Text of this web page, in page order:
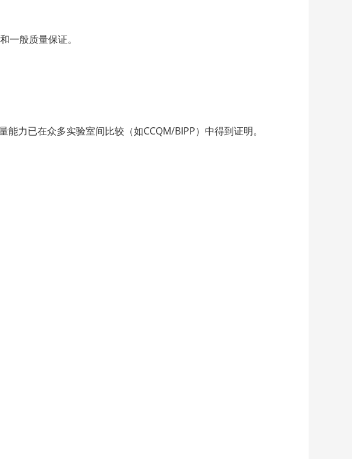
一般质量保证。
力已在众多实验室间比较（如CCQM/BIPP）中得到证明。